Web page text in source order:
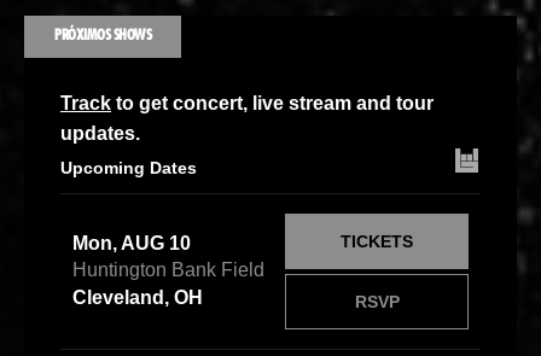
PRÓXIMOS SHOWS
Track to get concert, live stream and tour
updates.
Upcoming Dates
Mon, AUG 10
Huntington Bank Field
Cleveland, OH
RSVP
TICKETS